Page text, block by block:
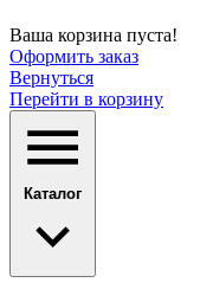
Ваша корзина пуста!
Оформить заказ
Вернуться
Перейти в корзину
Каталог